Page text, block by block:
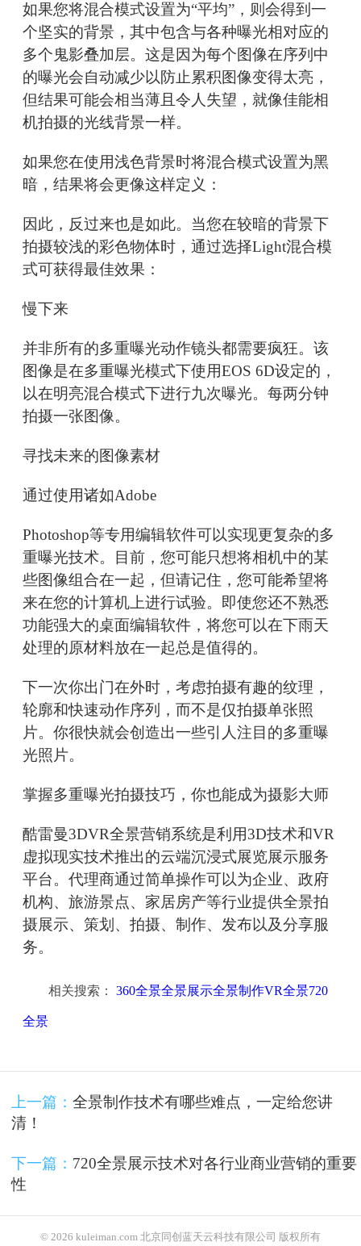
如果您将混合模式设置为“平均”，则会得到一
个坚实的背景，其中包含与各种曝光相对应的
多个鬼影叠加层。这是因为每个图像在序列中
的曝光会自动减少以防止累积图像变得太亮，
但结果可能会相当薄且令人失望，就像佳能相
机拍摄的光线背景一样。
如果您在使用浅色背景时将混合模式设置为黑
暗，结果将会更像这样定义：
因此，反过来也是如此。当您在较暗的背景下
拍摄较浅的彩色物体时，通过选择Light混合模
式可获得最佳效果：
慢下来
并非所有的多重曝光动作镜头都需要疯狂。该
图像是在多重曝光模式下使用EOS 6D设定的，
以在明亮混合模式下进行九次曝光。每两分钟
拍摄一张图像。
寻找未来的图像素材
通过使用诸如Adobe
Photoshop等专用编辑软件可以实现更复杂的多
重曝光技术。目前，您可能只想将相机中的某
些图像组合在一起，但请记住，您可能希望将
来在您的计算机上进行试验。即使您还不熟悉
功能强大的桌面编辑软件，将您可以在下雨天
处理的原材料放在一起总是值得的。
下一次你出门在外时，考虑拍摄有趣的纹理，
轮廓和快速动作序列，而不是仅拍摄单张照
片。你很快就会创造出一些引人注目的多重曝
光照片。
掌握多重曝光拍摄技巧，你也能成为摄影大师
酷雷曼3DVR全景营销系统是利用3D技术和VR
虚拟现实技术推出的云端沉浸式展览展示服务
平台。代理商通过简单操作可以为企业、政府
机构、旅游景点、家居房产等行业提供全景拍
摄展示、策划、拍摄、制作、发布以及分享服
务。
相关搜索： 360全景全景展示全景制作VR全景720
全景
上一篇： 全景制作技术有哪些难点，一定给您讲
清！
下一篇： 720全景展示技术对各行业商业营销的重要
性
© 2026 kuleiman.com 北京同创蓝天云科技有限公司 版权所有